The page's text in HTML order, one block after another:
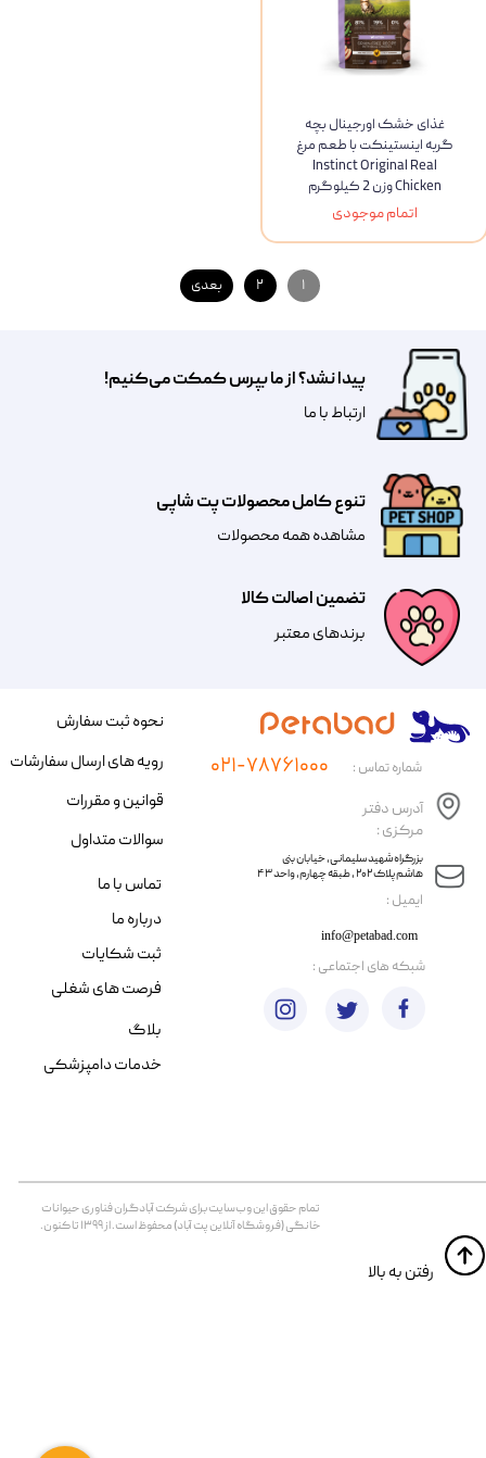
غذای خشک اورجینال بچه
گربه اینستینکت با طعم مرغ
Instinct Original Real
Chicken وزن 2 کیلوگرم
اتمام موجودی
۱ ۲ بعدی
تضمین اصالت کالا
​​برندهای معتبر​​​​​​​
تنوع کامل محصولات پت شاپی
مشاهده همه محصولات
پیدا نشد؟ از ما بپرس کمکت می‌کنیم!
​​​ارتباط با ما
​ایمیل :
آدرس دفتر
مرکزی :
info@petabad.com
​​بزرگراه شهید سلیمانی، خیابان بنی
هاشم پلاک ۲۰۲ ، طبقه چهارم، واحد ۴۳
شماره تماس : ۰۲۱-۷۸۷۶۱۰۰۰
تمام حقوق اين وب‌سايت برای شرکت آبادگران فناوری حیوانات
خانگی (فروشگاه آنلاین پت آباد) محفوظ است. از ۱۳۹۹ تا کنون.
​​رفتن به بالا
نحوه ثبت سفارش
رویه های ارسال سفارشات
قوانین و مقررات
سوالات متداول
تماس با ما
درباره ما
ثبت شکایات
فرصت های شغلی
​شبکه های اجتماعی :
بلاگ
خدمات دامپزشکی